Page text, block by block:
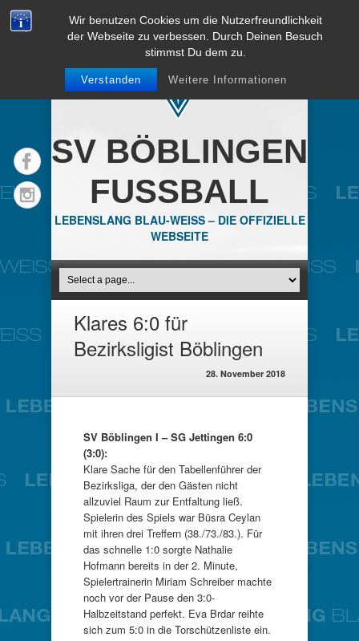
Wir benutzen Cookies um die Nutzerfreundlichkeit
der Webseite zu verbessen. Durch Deinen Besuch
stimmst Du dem zu.
Verstanden Weitere Informationen
SV BÖBLINGEN
FUSSBALL
LEBENSLANG BLAU-WEISS – DIE OFFIZIELLE
WEBSEITE
Klares 6:0 für
Bezirksligist Böblingen
28. November 2018
SV Böblingen I – SG Jettingen 6:0
(3:0):
Klare Sache für den Tabellenführer der
Bezirksliga, der den Gästen nicht
allzuviel Raum zur Entfaltung ließ.
Spielerin des Spiels war Büsra Ceylan
mit ihren drei Treffern (38./73./83.). Für
das schnelle 1:0 sorgte Nathalie
Hofmann bereits in der 2. Minute,
Spielertrainerin Miriam Schreiber machte
noch vor der Pause den 3:0-
Halbzeitstand perfekt. Eva Brdar reihte
sich zum 5:0 in die Torschützenliste ein.